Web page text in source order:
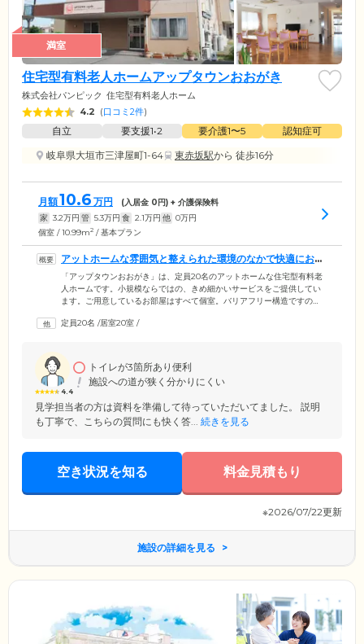
満室
住宅型有料老人ホームアップタウンおおがき
株式会社パンピック 住宅型有料老人ホーム
4.2 (口コミ2件)
自立 要支援1•2 要介護1〜5
認知症可
岐阜県大垣市三津屋町1-64
東赤坂駅から 徒歩16分
月額10.6 万円 (入居金 0円) + 介護保険料
家 3.2万円 管 5.3万円 食 2.1万円 他 0万円
個室 / 10.99m2 / 基本プラン
アットホームな雰囲気と整えられた環境のなかで快適にお過
ごしいただけます
「アップタウンおおがき」は、定員20名のアットホームな住宅型有料老
人ホームです。小規模ならではの、きめ細かいサービスをご提供してい
ます。ご用意しているお部屋はすべて個室。バリアフリー構造ですの
活できる環境です。共有スペースも手すりの付いた広めの廊下、ゆった
も入浴できる設備を導入するなど、身体状況に応じてどなたでも安心し
てご入浴いただけるように配慮しています。
定員20名 /居室20室 /
4.4
トイレが3箇所あり便利
施設への道が狭く分かりにくい
見学担当者の方は資料を準備して待っていただいてました。 説明
も丁寧で、こちらの質問にも快く答... 続きを見る
空き状況を知る 料金見積もり
※2026/07/22更新
施設の詳細を見る